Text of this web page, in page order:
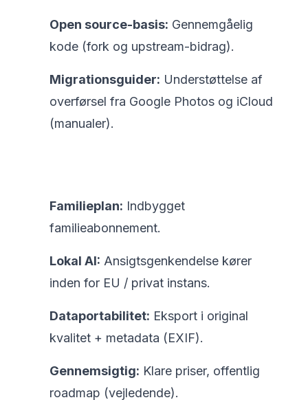
Open source-basis: Gennemgåelig
kode (fork og upstream-bidrag).
Migrationsguider: Understøttelse af
overførsel fra Google Photos og iCloud
(manualer).
Familieplan: Indbygget
familieabonnement.
Lokal AI: Ansigtsgenkendelse kører
inden for EU / privat instans.
Dataportabilitet: Eksport i original
kvalitet + metadata (EXIF).
Gennemsigtig: Klare priser, offentlig
roadmap (vejledende).